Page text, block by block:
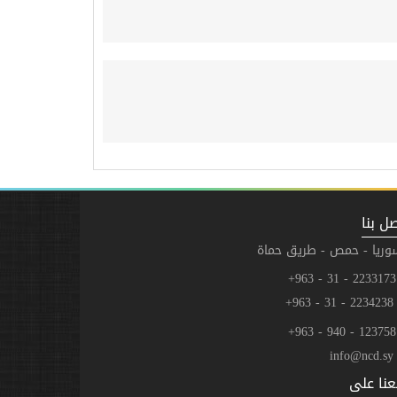
بنا
- حمص - طريق حماة
info@ncd.sy
على